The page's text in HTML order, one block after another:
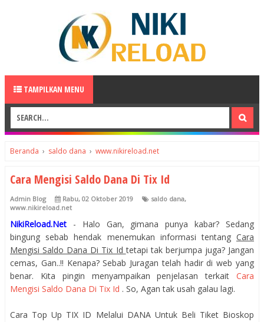
TAMPILKAN MENU
Beranda › saldo dana › www.nikireload.net
Cara Mengisi Saldo Dana Di Tix Id
Admin Blog Rabu, 02 Oktober 2019 saldo dana,
www.nikireload.net
NikiReload.Net - Halo Gan, gimana punya kabar? Sedang
bingung sebab hendak menemukan informasi tentang Cara
Mengisi Saldo Dana Di Tix Idtetapi tak berjumpa juga? Jangan
cemas, Gan..!! Kenapa? Sebab Juragan telah hadir di web yang
benar. Kita pingin menyampaikan penjelasan terkait Cara
Mengisi Saldo Dana Di Tix Id . So, Agan tak usah galau lagi.
Cara Top Up TIX ID Melalui DANA Untuk Beli Tiket Bioskop